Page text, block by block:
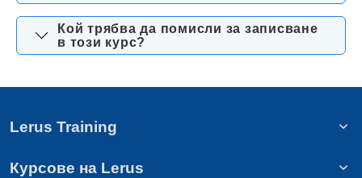
Кой трябва да помисли за записване
в този курс?
Lerus Training
Курсове на Lerus